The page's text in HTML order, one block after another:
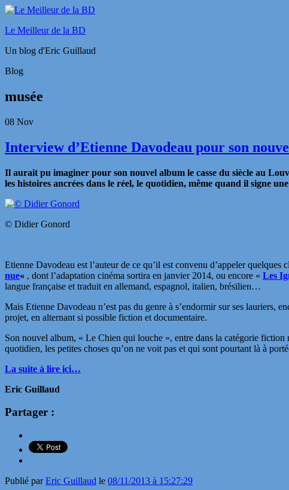
Le Meilleur de la BD
Un blog d'Eric Guillaud
Blog
musée
08 Nov
Interview d’Etienne Davodeau pour son
Il aurait pu imaginer pour son nouvel album le casse du siècle au
les histoires ancrées dans le réel, le quotidien, même quand il signe
© Didier Gonord
Etienne Davodeau est l’auteur de ce qu’il est convenu d’appeler
nue« , dont l’adaptation cinéma sortira en janvier 2014, ou encore « Les
langue française et traduit en allemand, espagnol, italien, brésilien…
Mais Etienne Davodeau n’est pas du genre à s’endormir sur ses lauriers,
projet, en alternant si possible fiction et documentaire.
Son nouvel album, « Le Chien qui louche », entre dans la catégorie fiction
quotidien, les petites choses qu’on ne voit pas et qui sont pourtant là à
La suite à lire ici…
Eric Guillaud
Partager :
Publié parEric Guillaud le 08/11/2013 à 15:27:29